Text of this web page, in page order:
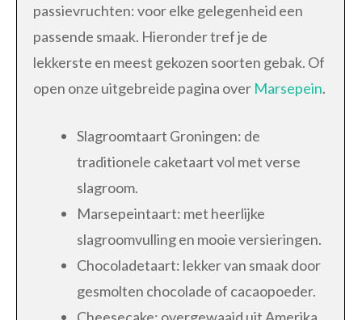
passievruchten: voor elke gelegenheid een
passende smaak. Hieronder tref je de
lekkerste en meest gekozen soorten gebak. Of
open onze uitgebreide pagina over Marsepein.
Slagroomtaart Groningen: de
traditionele caketaart vol met verse
slagroom.
Marsepeintaart: met heerlijke
slagroomvulling en mooie versieringen.
Chocoladetaart: lekker van smaak door
gesmolten chocolade of cacaopoeder.